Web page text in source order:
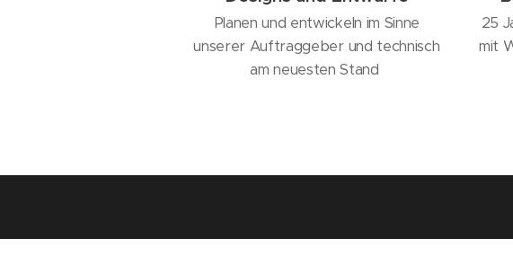
Planen und entwickeln im Sinne
unserer Auftraggeber und technisch
am neuesten Stand
25
mit